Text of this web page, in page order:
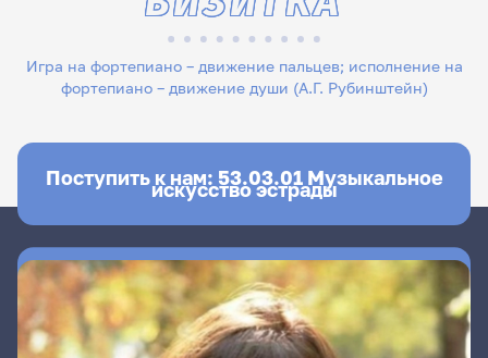
Игра на фортепиано – движение пальцев; исполнение на
фортепиано – движение души (А.Г. Рубинштейн)
Поступить к нам: 53.03.01 Музыкальное
искусство эстрады